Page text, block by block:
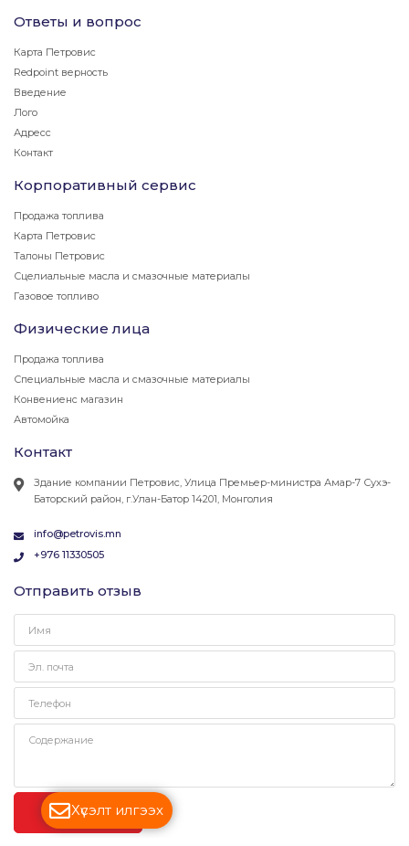
Ответы и вопрос
Карта Петровис
Redpoint верность
Введение
Лого
Адресс
Контакт
Корпоративный сервис
Продажа топлива
Карта Петровис
Талоны Петровис
Сцелиальные масла и смазочные материалы
Газовое топливо
Физические лица
Продажа топлива
Специальные масла и смазочные материалы
Конвениенс магазин
Автомойка
Контакт
Здание компании Петровис, Улица Премьер-министра Амар-7 Сухэ-
Баторский район, г.Улан-Батор 14201, Монголия
info@petrovis.mn
+976 11330505
Отправить отзыв
ОТПРАВЛЯТЬ
Хүсэлт илгээх